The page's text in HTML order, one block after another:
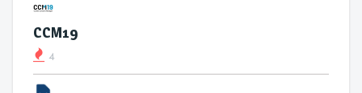
CCM19
4